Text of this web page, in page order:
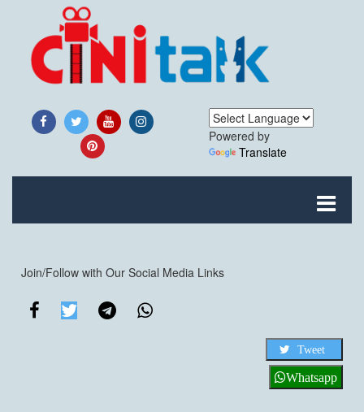
Powered by
Translate
Join/Follow with Our Social Media Links
Tweet
Whatsapp